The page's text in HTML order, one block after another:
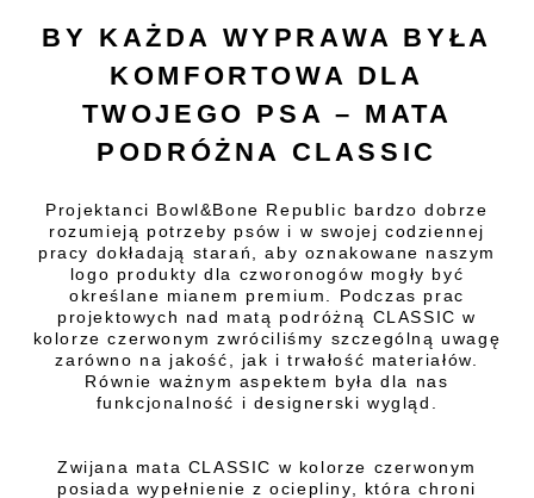
BY KAŻDA WYPRAWA BYŁA
KOMFORTOWA DLA
TWOJEGO PSA – MATA
PODRÓŻNA CLASSIC
Projektanci Bowl&Bone Republic bardzo dobrze
rozumieją potrzeby psów i w swojej codziennej
pracy dokładają starań, aby oznakowane naszym
logo produkty dla czworonogów mogły być
określane mianem premium. Podczas prac
projektowych nad matą podróżną CLASSIC w
kolorze czerwonym zwróciliśmy szczególną uwagę
zarówno na jakość, jak i trwałość materiałów.
Równie ważnym aspektem była dla nas
funkcjonalność i designerski wygląd.
Zwijana mata CLASSIC w kolorze czerwonym
posiada wypełnienie z ociepliny, która chroni